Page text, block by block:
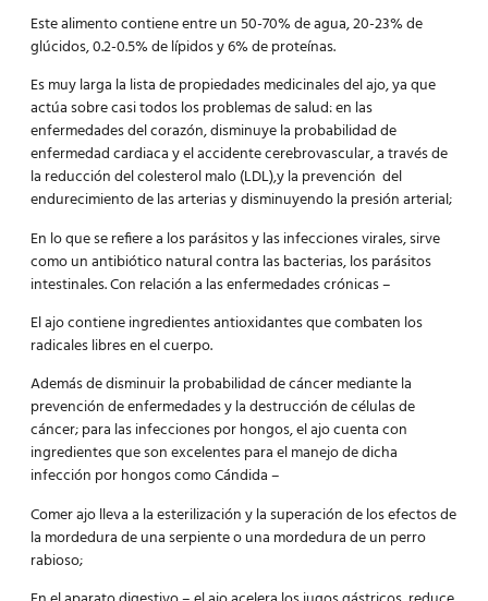
Este alimento contiene entre un 50-70% de agua, 20-23% de
glúcidos, 0.2-0.5% de lípidos y 6% de proteínas.
Es muy larga la lista de propiedades medicinales del ajo, ya que
actúa sobre casi todos los problemas de salud: en las
enfermedades del corazón, disminuye la probabilidad de
enfermedad cardiaca y el accidente cerebrovascular, a través de
la reducción del colesterol malo (LDL),y la prevención del
endurecimiento de las arterias y disminuyendo la presión arterial;
En lo que se refiere a los parásitos y las infecciones virales, sirve
como un antibiótico natural contra las bacterias, los parásitos
intestinales. Con relación a las enfermedades crónicas –
El ajo contiene ingredientes antioxidantes que combaten los
radicales libres en el cuerpo.
Además de disminuir la probabilidad de cáncer mediante la
prevención de enfermedades y la destrucción de células de
cáncer; para las infecciones por hongos, el ajo cuenta con
ingredientes que son excelentes para el manejo de dicha
infección por hongos como Cándida –
Comer ajo lleva a la esterilización y la superación de los efectos de
la mordedura de una serpiente o una mordedura de un perro
rabioso;